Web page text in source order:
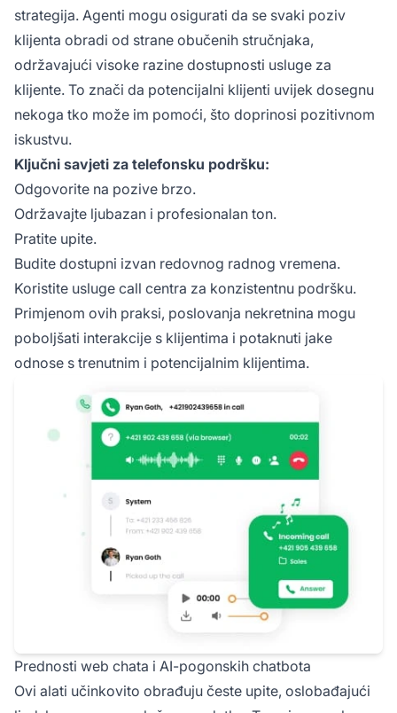
strategija. Agenti mogu osigurati da se svaki poziv
klijenta obradi od strane obučenih stručnjaka,
održavajući visoke razine dostupnosti usluge za
klijente. To znači da potencijalni klijenti uvijek dosegnu
nekoga tko može im pomoći, što doprinosi pozitivnom
iskustvu.
Ključni savjeti za telefonsku podršku:
Odgovorite na pozive brzo.
Održavajte ljubazan i profesionalan ton.
Pratite upite.
Budite dostupni izvan redovnog radnog vremena.
Koristite usluge call centra za konzistentnu podršku.
Primjenom ovih praksi, poslovanja nekretnina mogu
poboljšati interakcije s klijentima i potaknuti jake
odnose s trenutnim i potencijalnim klijentima.
Prednosti web chata i AI-pogonskih chatbota
Ovi alati učinkovito obrađuju česte upite, oslobađajući